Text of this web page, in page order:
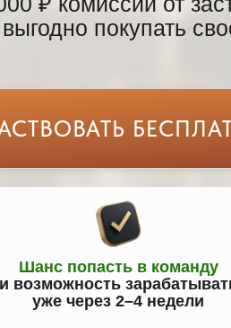
покупать
Шанс попасть в команду
и возможность
уже через 2–4 недели